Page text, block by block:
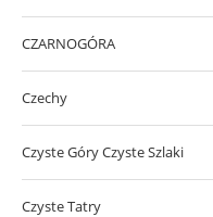
CZARNOGÓRA
Czechy
Czyste Góry Czyste Szlaki
Czyste Tatry